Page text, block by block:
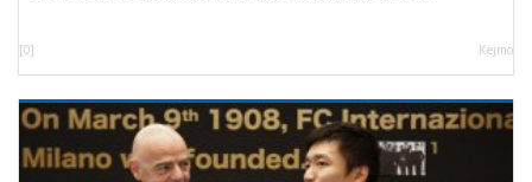
[0] Kejmo